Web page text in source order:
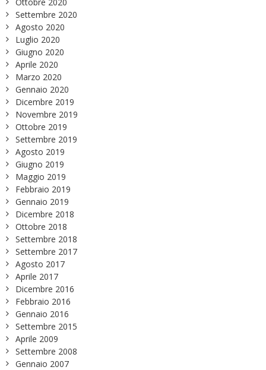
Settembre 2020
Agosto 2020
Luglio 2020
Giugno 2020
Aprile 2020
Marzo 2020
Gennaio 2020
Dicembre 2019
Novembre 2019
Ottobre 2019
Settembre 2019
Agosto 2019
Giugno 2019
Maggio 2019
Febbraio 2019
Gennaio 2019
Dicembre 2018
Ottobre 2018
Settembre 2018
Settembre 2017
Agosto 2017
Aprile 2017
Dicembre 2016
Febbraio 2016
Gennaio 2016
Settembre 2015
Aprile 2009
Settembre 2008
Gennaio 2007